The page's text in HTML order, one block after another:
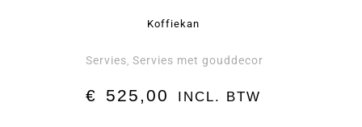
Koffiekan
Servies, Servies met gouddecor
€ 525,00 INCL. BTW